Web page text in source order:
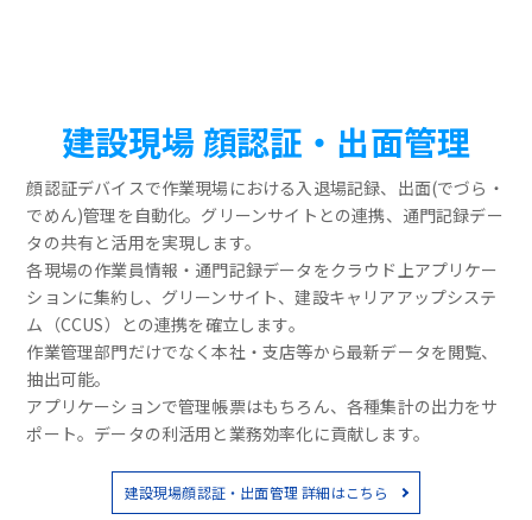
建設現場 顔認証・出面管理
顔認証デバイスで作業現場における入退場記録、出面(でづら・
でめん)管理を自動化。グリーンサイトとの連携、通門記録デー
タの共有と活用を実現します。
各現場の作業員情報・通門記録データをクラウド上アプリケー
ションに集約し、グリーンサイト、建設キャリアアップシステ
ム（CCUS）との連携を確立します。
作業管理部門だけでなく本社・支店等から最新データを閲覧、
抽出可能。
アプリケーションで管理帳票はもちろん、各種集計の出力をサ
ポート。データの利活用と業務効率化に貢献します。
建設現場顔認証・出面管理 詳細はこちら